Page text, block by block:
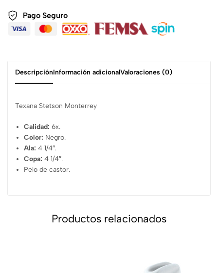
Pago Seguro
DescripciónInformación adicionalValoraciones (0)
Texana Stetson Monterrey
Calidad:6x.
Color: Negro.
Ala:4 1/4″.
Copa:4 1/4″.
Pelo de castor.
Productos relacionados